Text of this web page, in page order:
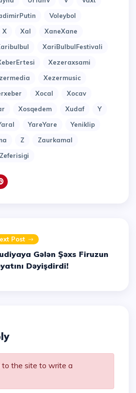
Voleybol
X Xal
XaneXane
XariBulbulFestivali
Xezeraxsami
Xezermusic
Xocal
Xocav
Xosqedem Xudaf
Y
YareYare
Yeniklip
Z
Zaurkamal
Zeferisigi
Post
Gələn Şəxs Firuzun
Dəyişdirdi!
to the site to write a